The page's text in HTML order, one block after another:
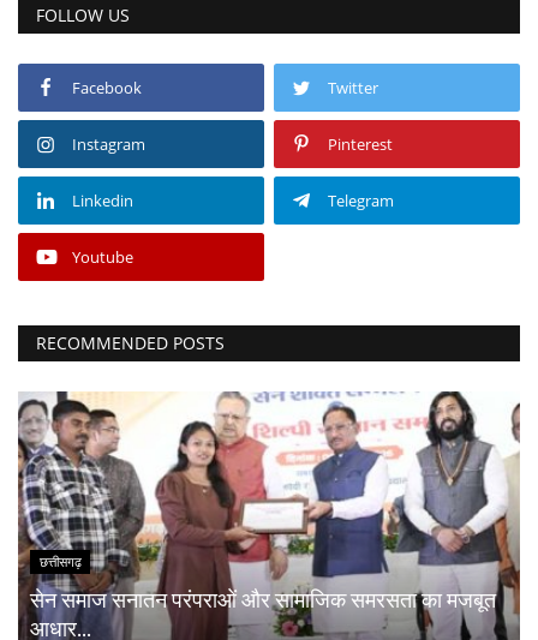
FOLLOW US
Facebook Twitter
Instagram Pinterest
Linkedin Telegram
Youtube
RECOMMENDED POSTS
छत्तीसगढ़
सेन समाज सनातन परंपराओं और सामाजिक समरसता का मजबूत
आधार...